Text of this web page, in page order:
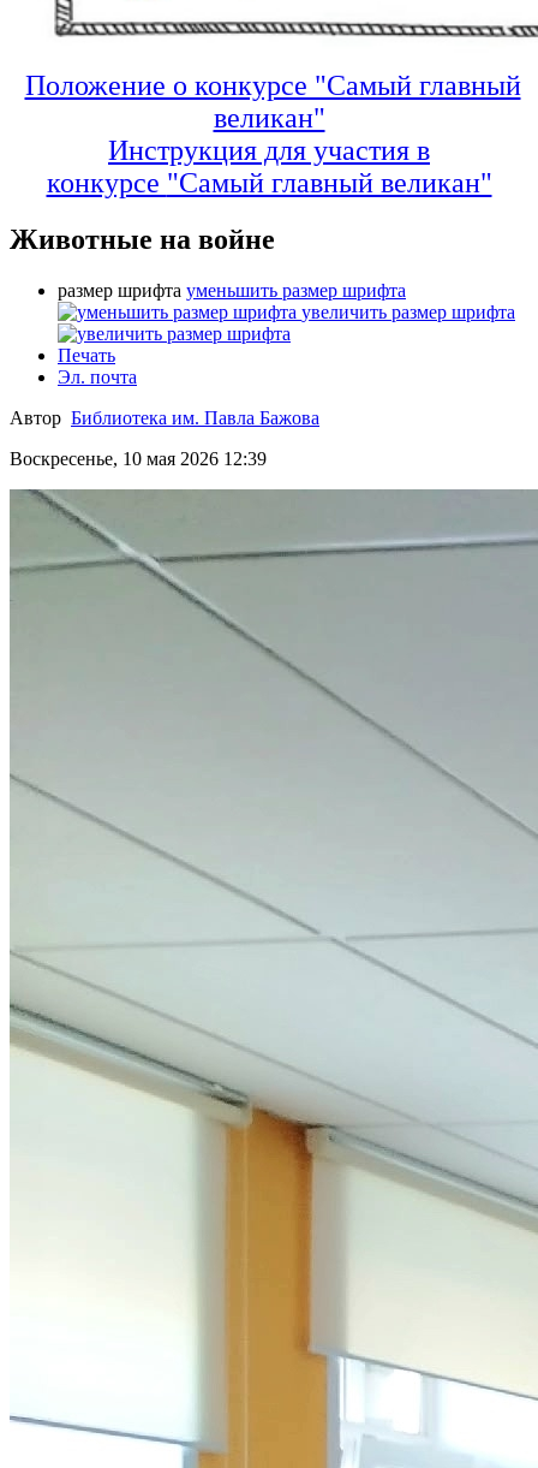
Положение о конкурсе "Самый главный
великан"
Инструкция для участия в
конкурсе "Самый главный великан"
Животные на войне
размер шрифта уменьшить размер шрифта
увеличить размер шрифта
Печать
Эл. почта
Автор Библиотека им. Павла Бажова
Воскресенье, 10 мая 2026 12:39